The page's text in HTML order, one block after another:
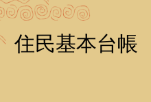
事前の備え・防災・防犯
食育・学校給食
補助金・給付金
お知らせ
町長の部屋
住民基本台帳